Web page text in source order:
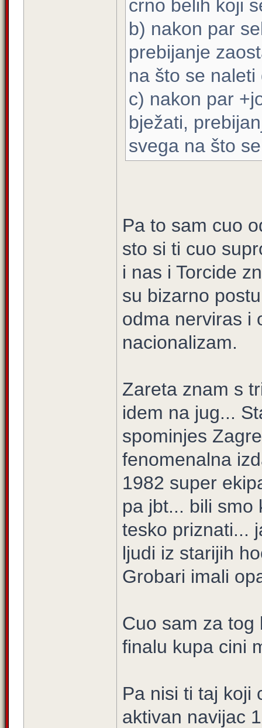
crno belih koji
b) nakon par
prebijanje
na što se
c) nakon par
bježati,
svega na što
Pa to sam cuo
sto si ti cuo
i nas i Torcide
su bizarno
odma nerviras i
nacionalizam.
Zareta znam s
idem na jug...
spominjes
fenomenalna
1982 super
pa jbt... bili smo
tesko priznati...
ljudi iz starijih
Grobari imali
Cuo sam za tog
finalu kupa cini
Pa nisi ti taj koji
aktivan navijac